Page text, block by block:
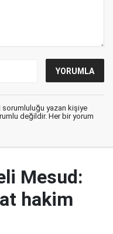
sorumluluğu yazan kişiye
değildir. Her bir yorum
Mesud:
hakim